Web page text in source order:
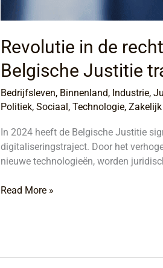
Revolutie in de
Belgische Justitie
Bedrijfsleven, Binnenland, Industrie,
Politiek, Sociaal, Technologie, Zakelijk
In 2024 heeft de Belgische Justitie
digitaliseringstraject. Door het
nieuwe technologieën, worden
Read More »